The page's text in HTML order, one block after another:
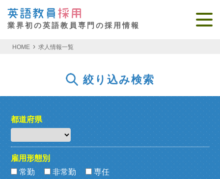
業界初の英語教員専門の採用情報
HOME 求人情報一覧
絞り込み検索
都道府県
雇用形態別
常勤
非常勤 専任